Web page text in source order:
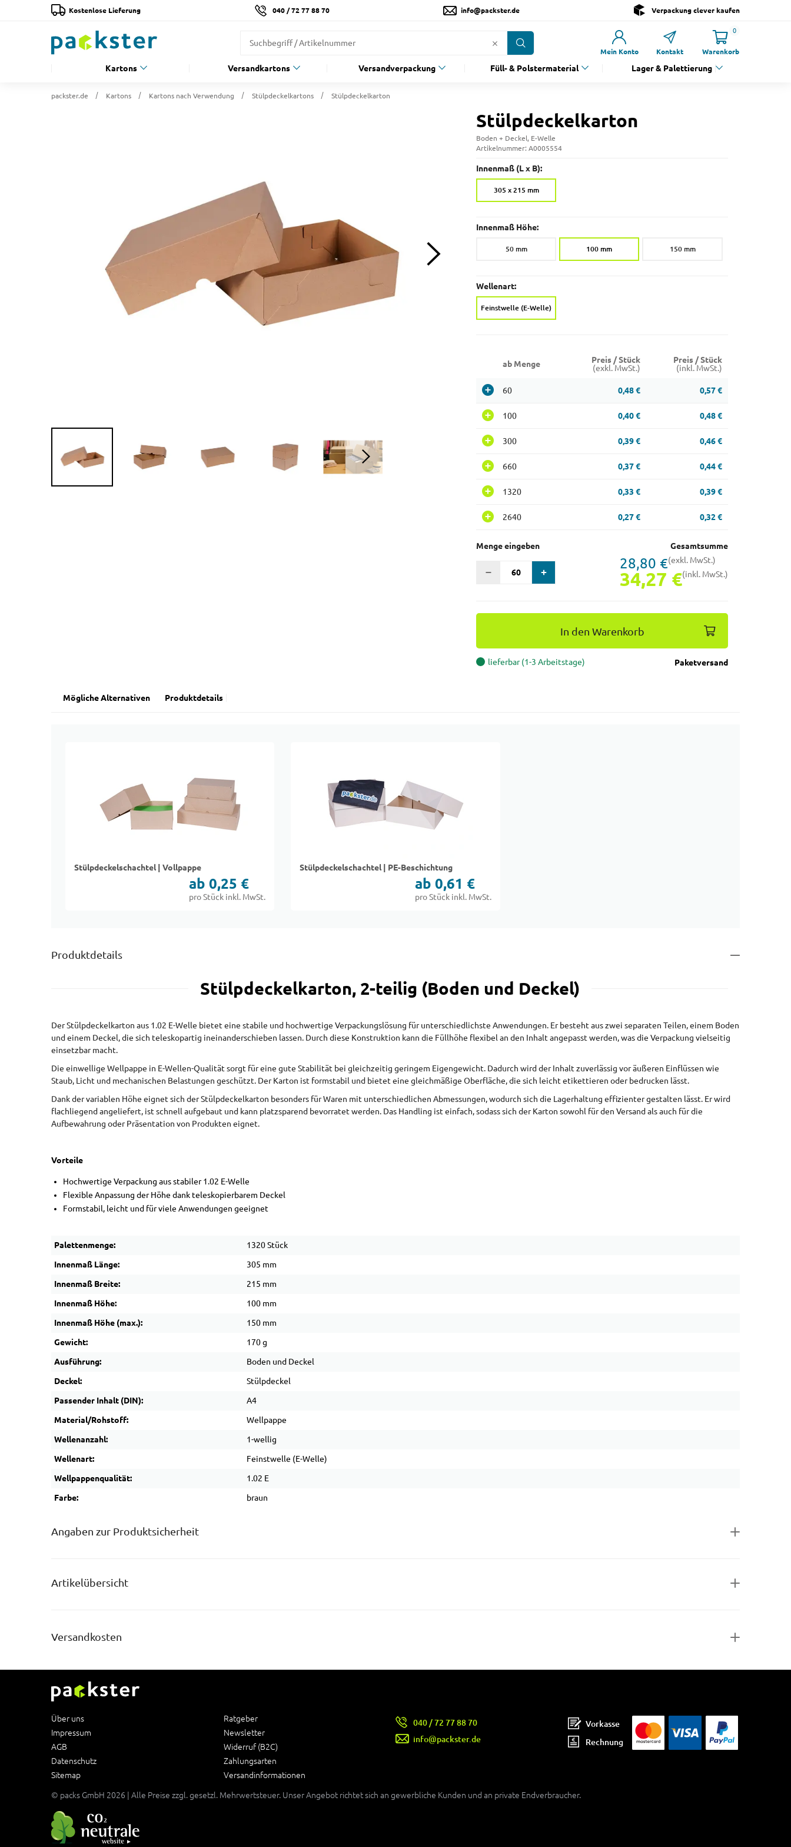
Kostenlose Lieferung 040 / 72 77 88 70 info@packster.de Verpackung clever kaufen
Mein Konto Kontakt
0
Warenkorb
Kartons Versandkartons Versandverpackung Füll- & Polstermaterial Lager & Palettierung
packster.de Kartons Kartons nach Verwendung Stülpdeckelkartons Stülpdeckelkarton
Stülpdeckelkarton
Boden + Deckel, E-Welle
Artikelnummer: A0005554
Innenmaß (L x B):
305 x 215 mm
Innenmaß Höhe:
50 mm 100 mm 150 mm
Wellenart:
Feinstwelle (E-Welle)
ab Menge
Preis / Stück
(exkl. MwSt.)
Preis / Stück
(inkl. MwSt.)
60 0,48 € 0,57 €
100 0,40 € 0,48 €
300 0,39 € 0,46 €
660 0,37 € 0,44 €
1320 0,33 € 0,39 €
2640 0,27 € 0,32 €
Menge eingeben Gesamtsumme
28,80 €(exkl. MwSt.)
34,27 €(inkl. MwSt.)
In den Warenkorb
lieferbar (1-3 Arbeitstage) Paketversand
Mögliche Alternativen Produktdetails
Stülpdeckelschachtel | Vollpappe
ab 0,25 €
pro Stück inkl. MwSt.
Stülpdeckelschachtel | PE-Beschichtung
ab 0,61 €
pro Stück inkl. MwSt.
Produktdetails
Stülpdeckelkarton, 2-teilig (Boden und Deckel)
Der Stülpdeckelkarton aus 1.02 E-Welle bietet eine stabile und hochwertige Verpackungslösung für unterschiedlichste Anwendungen. Er besteht aus zwei separaten Teilen, einem Boden
und einem Deckel, die sich teleskopartig ineinanderschieben lassen. Durch diese Konstruktion kann die Füllhöhe flexibel an den Inhalt angepasst werden, was die Verpackung vielseitig
einsetzbar macht.
Die einwellige Wellpappe in E-Wellen-Qualität sorgt für eine gute Stabilität bei gleichzeitig geringem Eigengewicht. Dadurch wird der Inhalt zuverlässig vor äußeren Einflüssen wie
Staub, Licht und mechanischen Belastungen geschützt. Der Karton ist formstabil und bietet eine gleichmäßige Oberfläche, die sich leicht etikettieren oder bedrucken lässt.
Dank der variablen Höhe eignet sich der Stülpdeckelkarton besonders für Waren mit unterschiedlichen Abmessungen, wodurch sich die Lagerhaltung effizienter gestalten lässt. Er wird
flachliegend angeliefert, ist schnell aufgebaut und kann platzsparend bevorratet werden. Das Handling ist einfach, sodass sich der Karton sowohl für den Versand als auch für die
Aufbewahrung oder Präsentation von Produkten eignet.
Vorteile
Hochwertige Verpackung aus stabiler 1.02 E-Welle
Flexible Anpassung der Höhe dank teleskopierbarem Deckel
Formstabil, leicht und für viele Anwendungen geeignet
Palettenmenge: 1320 Stück
Innenmaß Länge: 305 mm
Innenmaß Breite: 215 mm
Innenmaß Höhe: 100 mm
Innenmaß Höhe (max.): 150 mm
Gewicht: 170 g
Ausführung: Boden und Deckel
Deckel: Stülpdeckel
Passender Inhalt (DIN): A4
Material/Rohstoff: Wellpappe
Wellenanzahl: 1-wellig
Wellenart: Feinstwelle (E-Welle)
Wellpappenqualität: 1.02 E
Farbe: braun
Angaben zur Produktsicherheit
Artikelübersicht
Versandkosten
Über uns
Impressum
AGB
Datenschutz
Sitemap
Ratgeber
Newsletter
Widerruf (B2C)
Zahlungsarten
Versandinformationen
040 / 72 77 88 70
info@packster.de
Vorkasse
Rechnung
© packs GmbH 2026 | Alle Preise zzgl. gesetzl. Mehrwertsteuer. Unser Angebot richtet sich an gewerbliche Kunden und an private Endverbraucher.